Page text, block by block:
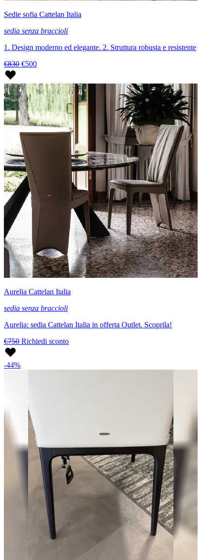
Sedie sofia Cattelan Italia
sedia senza braccioli
1. Design moderno ed elegante. 2. Struttura robusta e resistente
€830 €500
Aurelia Cattelan Italia
sedia senza braccioli
Aurelia: sedia Cattelan Italia in offerta Outlet. Scoprila!
€750 Richiedi sconto
-44%